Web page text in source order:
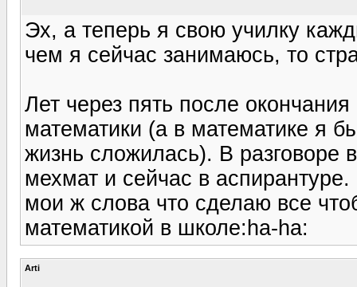
Эх, а теперь я свою училку
чем я сейчас занимаюсь, то
Лет через пять после
математики (а в математике я
жизнь сложилась). В разговоре
мехмат и сейчас в
мои ж слова что сделаю все
математикой в школе:ha-ha:
Arti